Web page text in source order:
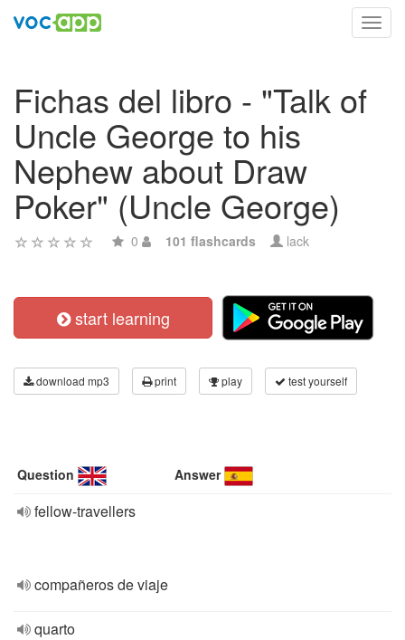
Fichas del libro - "Talk of
Uncle George to his
Nephew about Draw
Poker" (Uncle George)
0 101 flashcards lack
start learning
download mp3 print play test yourself
Question Answer
fellow-travellers
compañeros de viaje
quarto